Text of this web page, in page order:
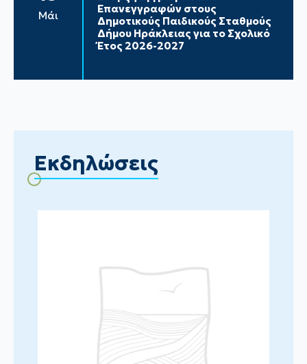
Μάι
Επανεγγραφών στους
Δημοτικούς Παιδικούς Σταθμούς
Δήμου Ηράκλειας για το Σχολικό
Έτος 2026-2027
Εκδηλώσεις